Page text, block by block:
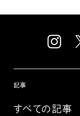
記事
すべての記事